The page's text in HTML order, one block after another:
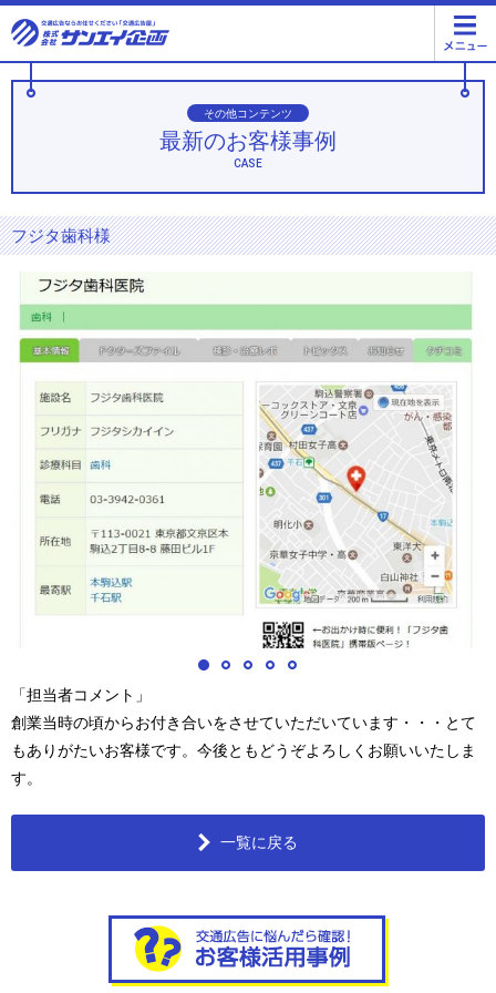
その他コンテンツ
最新のお客様事例
CASE
フジタ歯科様
「担当者コメント」
創業当時の頃からお付き合いをさせていただいています・・・とて
もありがたいお客様です。今後ともどうぞよろしくお願いいたしま
す。
一覧に戻る